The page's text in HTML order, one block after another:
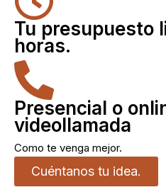
Tu presupuesto
horas.
Presencial o
videollamada
Como te venga mejor.
Cuéntanos tu idea.